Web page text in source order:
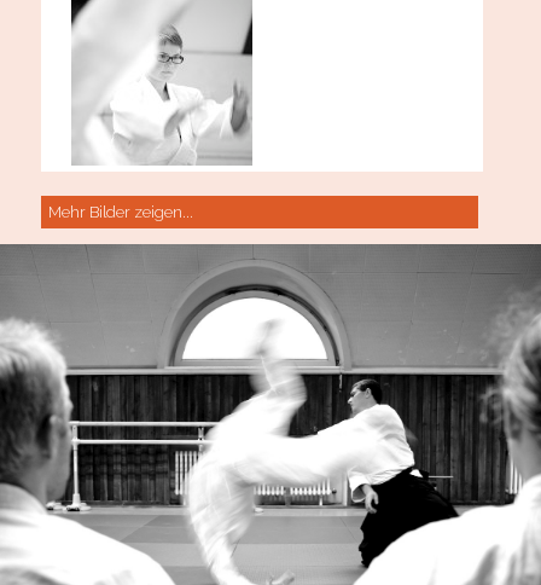
Mehr Bilder zeigen...